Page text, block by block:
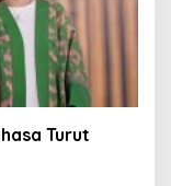
Turut